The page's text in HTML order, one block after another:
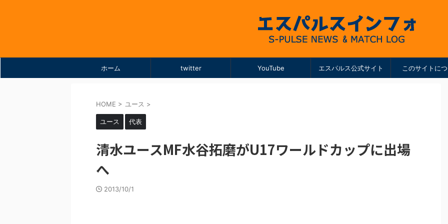
ホーム twitter YouTube エスパルス公式サイト このサイトに
HOME > ユース >
ユース 代表
清水ユースMF水谷拓磨がU17ワールドカップに出場
へ
2013/10/1